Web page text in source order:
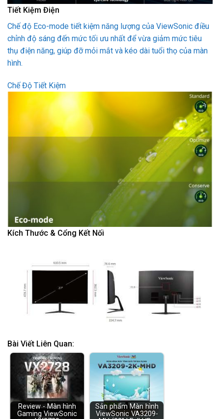
Tiết Kiệm Điện
Chế độ Eco-mode tiết kiệm năng lượng của ViewSonic điều
chỉnh độ sáng đến mức tối ưu nhất để vừa giảm mức tiêu
thụ điện năng, giúp đỡ mỏi mắt và kéo dài tuổi thọ của màn
hình.
Chế Độ Tiết Kiệm
Kích Thước & Cổng Kết Nối
Bài Viết Liên Quan:
Review - Màn hình
Gaming ViewSonic
Sản phẩm Màn hình
ViewSonic VA3209-